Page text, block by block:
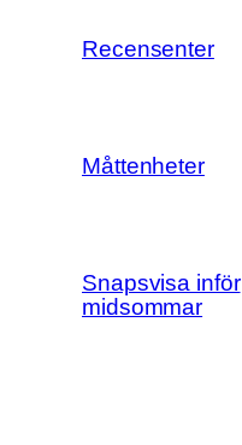
Recensenter
Måttenheter
Snapsvisa inför
midsommar